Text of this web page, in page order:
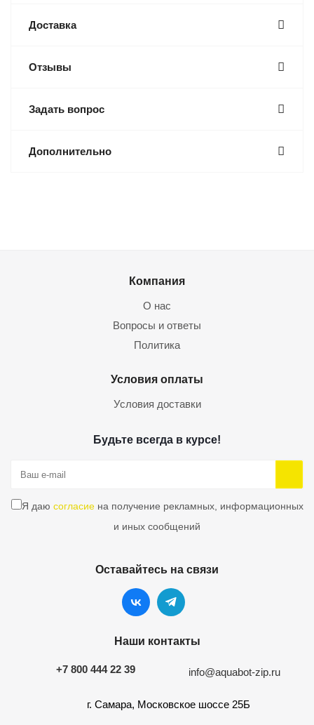
Доставка
Отзывы
Задать вопрос
Дополнительно
Компания
О нас
Вопросы и ответы
Политика
Условия оплаты
Условия доставки
Будьте всегда в курсе!
Я даю согласиена получение рекламных, информационных
и иных сообщений
Оставайтесь на связи
Наши контакты
+7 800 444 22 39 info@aquabot-zip.ru
г. Самара, Московское шоссе 25Б